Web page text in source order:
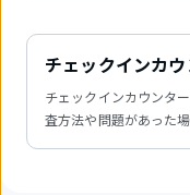
チェックインカ
チェックインカウンタ
査方法や問題があった